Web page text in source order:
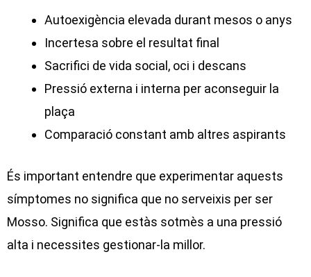
Autoexigència elevada durant mesos o anys
Incertesa sobre el resultat final
Sacrifici de vida social, oci i descans
Pressió externa i interna per aconseguir la
plaça
Comparació constant amb altres aspirants
És important entendre que experimentar aquests
símptomes no significa que no serveixis per ser
Mosso. Significa que estàs sotmès a una pressió
alta i necessites gestionar-la millor.